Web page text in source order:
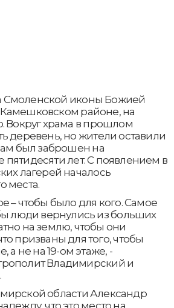
иконы Божией
районе, на
Вокруг храма в прошлом
деревень, но жители оставили
был заброшен на
лет. С появлением в
лагерей началось
места.
– чтобы было для кого. Самое
люди вернулись из больших
на землю, чтобы они
призваны для того, чтобы
а не на 19-ом этаже, -
Владимирский и
области Александр
что это место на